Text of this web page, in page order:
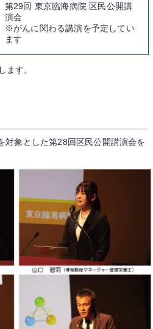
第29回 東京臨海病院 区民公開講
演会
※がんに関わる講演を予定してい
ます
ます。
対象とした第28回区民公開講演会を